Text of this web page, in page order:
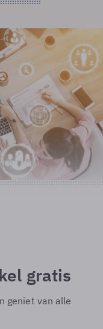
gratis
geniet van alle